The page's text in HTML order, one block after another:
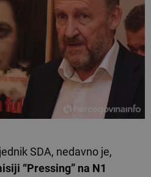
SDA, nedavno je,
“Pressing” na N1